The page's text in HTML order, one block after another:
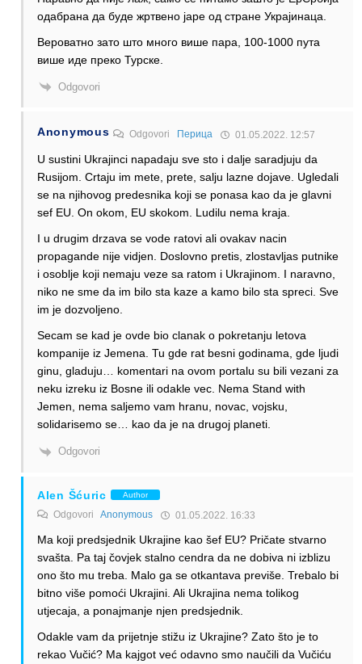
одабрана да буде жртвено јаре од стране Украјинаца.
Вероватно зато што много више пара, 100-1000 пута
више иде преко Турске.
Odgovori
Anonymous Odgovori Перица 01.05.2022. 12:57
U sustini Ukrajinci napadaju sve sto i dalje saradjuju da
Rusijom. Crtaju im mete, prete, salju lazne dojave. Ugledali
se na njihovog predesnika koji se ponasa kao da je glavni
sef EU. On okom, EU skokom. Ludilu nema kraja.
I u drugim drzava se vode ratovi ali ovakav nacin
propagande nije vidjen. Doslovno pretis, zlostavljas putnike
i osoblje koji nemaju veze sa ratom i Ukrajinom. I naravno,
niko ne sme da im bilo sta kaze a kamo bilo sta spreci. Sve
im je dozvoljeno.
Secam se kad je ovde bio clanak o pokretanju letova
kompanije iz Jemena. Tu gde rat besni godinama, gde ljudi
ginu, gladuju… komentari na ovom portalu su bili vezani za
neku izreku iz Bosne ili odakle vec. Nema Stand with
Jemen, nema saljemo vam hranu, novac, vojsku,
solidarisemo se… kao da je na drugoj planeti.
Odgovori
Alen Šćuric Author
Odgovori Anonymous 01.05.2022. 16:33
Ma koji predsjednik Ukrajine kao šef EU? Pričate stvarno
svašta. Pa taj čovjek stalno cendra da ne dobiva ni izblizu
ono što mu treba. Malo ga se otkantava previše. Trebalo bi
bitno više pomoći Ukrajini. Ali Ukrajina nema tolikog
utjecaja, a ponajmanje njen predsjednik.
Odakle vam da prijetnje stižu iz Ukrajine? Zato što je to
rekao Vučić? Ma kajgot već odavno smo naučili da Vučiću